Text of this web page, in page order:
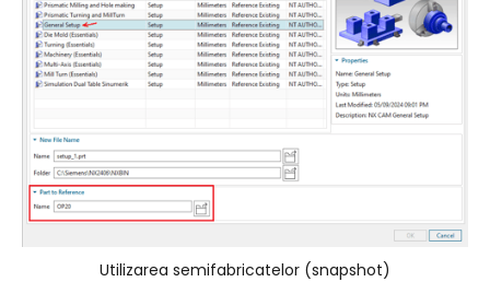
Utilizarea semifabricatelor (snapshot)